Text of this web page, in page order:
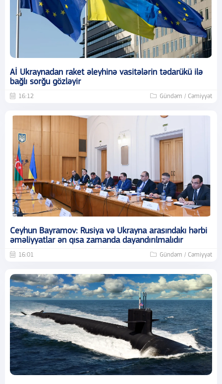
Aİ Ukraynadan raket əleyhinə vasitələrin tədarükü ilə
bağlı sorğu gözləyir
16:12 Gündəm / Cəmiyyət
Ceyhun Bayramov: Rusiya və Ukrayna arasındakı hərbi
əməliyyatlar ən qısa zamanda dayandırılmalıdır
16:01 Gündəm / Cəmiyyət